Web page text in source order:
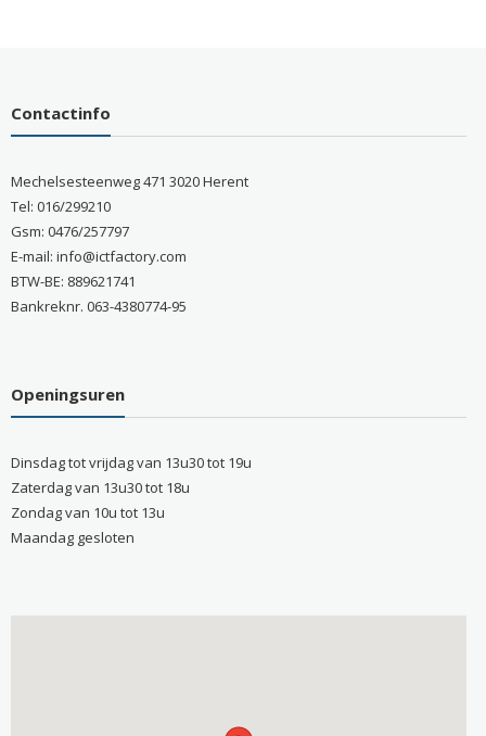
Contactinfo
Mechelsesteenweg 471 3020 Herent
Tel: 016/299210
Gsm: 0476/257797
E-mail: info@ictfactory.com
BTW-BE: 889621741
Bankreknr. 063-4380774-95
Openingsuren
Dinsdag tot vrijdag van 13u30 tot 19u
Zaterdag van 13u30 tot 18u
Zondag van 10u tot 13u
Maandag gesloten